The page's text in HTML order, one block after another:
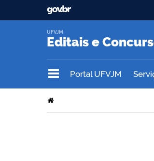
Editais e
UFVJM
Portal UFVJM